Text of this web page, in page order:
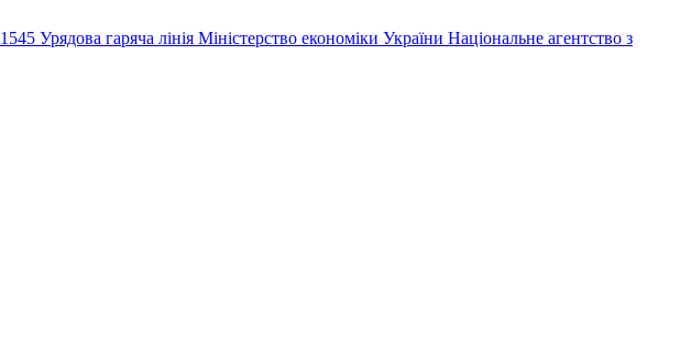
1545 Урядова гаряча лінія Міністерство економіки України Національне агентство з